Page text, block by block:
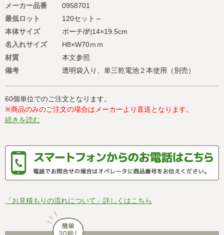
メーカー品番
0958701
最低ロット
120セット～
本体サイズ
ポーチ/約14×19.5cm
名入れサイズ
H8×W70ｍｍ
材質
本文参照
備考
透明袋入り、単三乾電池２本使用（別売）
60個単位でのご注文となります。
※商品のみのご注文の場合はメーカーより直送となります。
続きを読む
「お見積もりの流れについて」詳しくはこちら